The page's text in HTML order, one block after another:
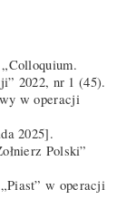
2022, nr 1 (45).
w operacji
2025].
Polski”
w operacji